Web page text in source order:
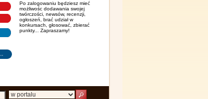
Po zalogowaniu będziesz mieć
możliwośc dodawania swojej
twórczości, newsów, recenzji,
ogłoszeń, brać udział w
konkursach, głosować, zbierać
punkty... Zapraszamy!